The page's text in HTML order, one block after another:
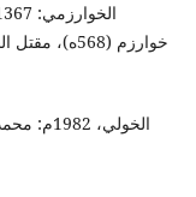
خوارزم